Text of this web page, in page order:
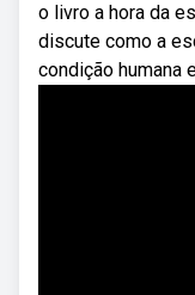
o livro a hora da
discute como a
condição humana